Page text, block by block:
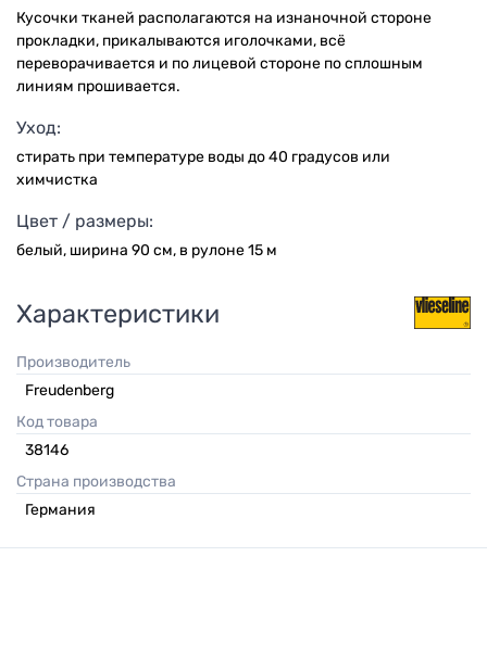
Кусочки тканей располагаются на изнаночной стороне
прокладки, прикалываются иголочками, всё
переворачивается и по лицевой стороне по сплошным
линиям прошивается.
Уход:
стирать при температуре воды до 40 градусов или
химчистка
Цвет / размеры:
белый, ширина 90 см, в рулоне 15 м
Характеристики
Производитель
Freudenberg
Код товара
38146
Страна производства
Германия